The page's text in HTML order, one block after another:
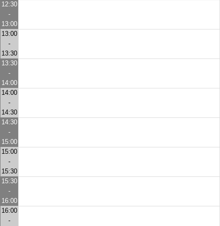
12:30
-
13:00
13:00
-
13:30
13:30
-
14:00
14:00
-
14:30
14:30
-
15:00
15:00
-
15:30
15:30
-
16:00
16:00
-